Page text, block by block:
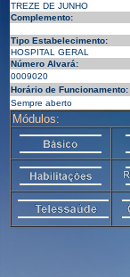
TREZE DE JUNHO
Complemento:
Tipo Estabelecimento:
HOSPITAL GERAL
Número Alvará:
0009020
Horário de Funcionamento:
Sempre aberto
Módulos: